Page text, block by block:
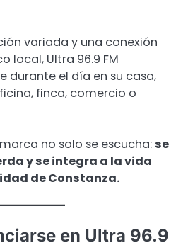
variada y una conexión
local, Ultra 96.9 FM
durante el día en su casa,
finca, comercio o
no solo se escucha: se
y se integra a la vida
de Constanza.
en Ultra 96.9